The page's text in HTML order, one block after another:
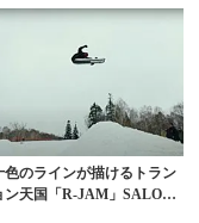
色のラインが描けるトラン
ン天国「R-JAM」SALOM